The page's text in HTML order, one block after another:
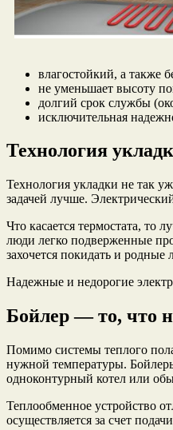
влагостойкий, а также
не уменьшает высоту
долгий срок службы
исключительная
Технология
Технология укладки не так
задачей лучше.
Что касается термостата, то
люди легко подверженные
захочется покидать и родные
Надежные и недорогие
Бойлер — то, что
Помимо системы теплого
нужной температуры.
одноконтурный котел или
Теплообменное устройство
осуществляется за счет